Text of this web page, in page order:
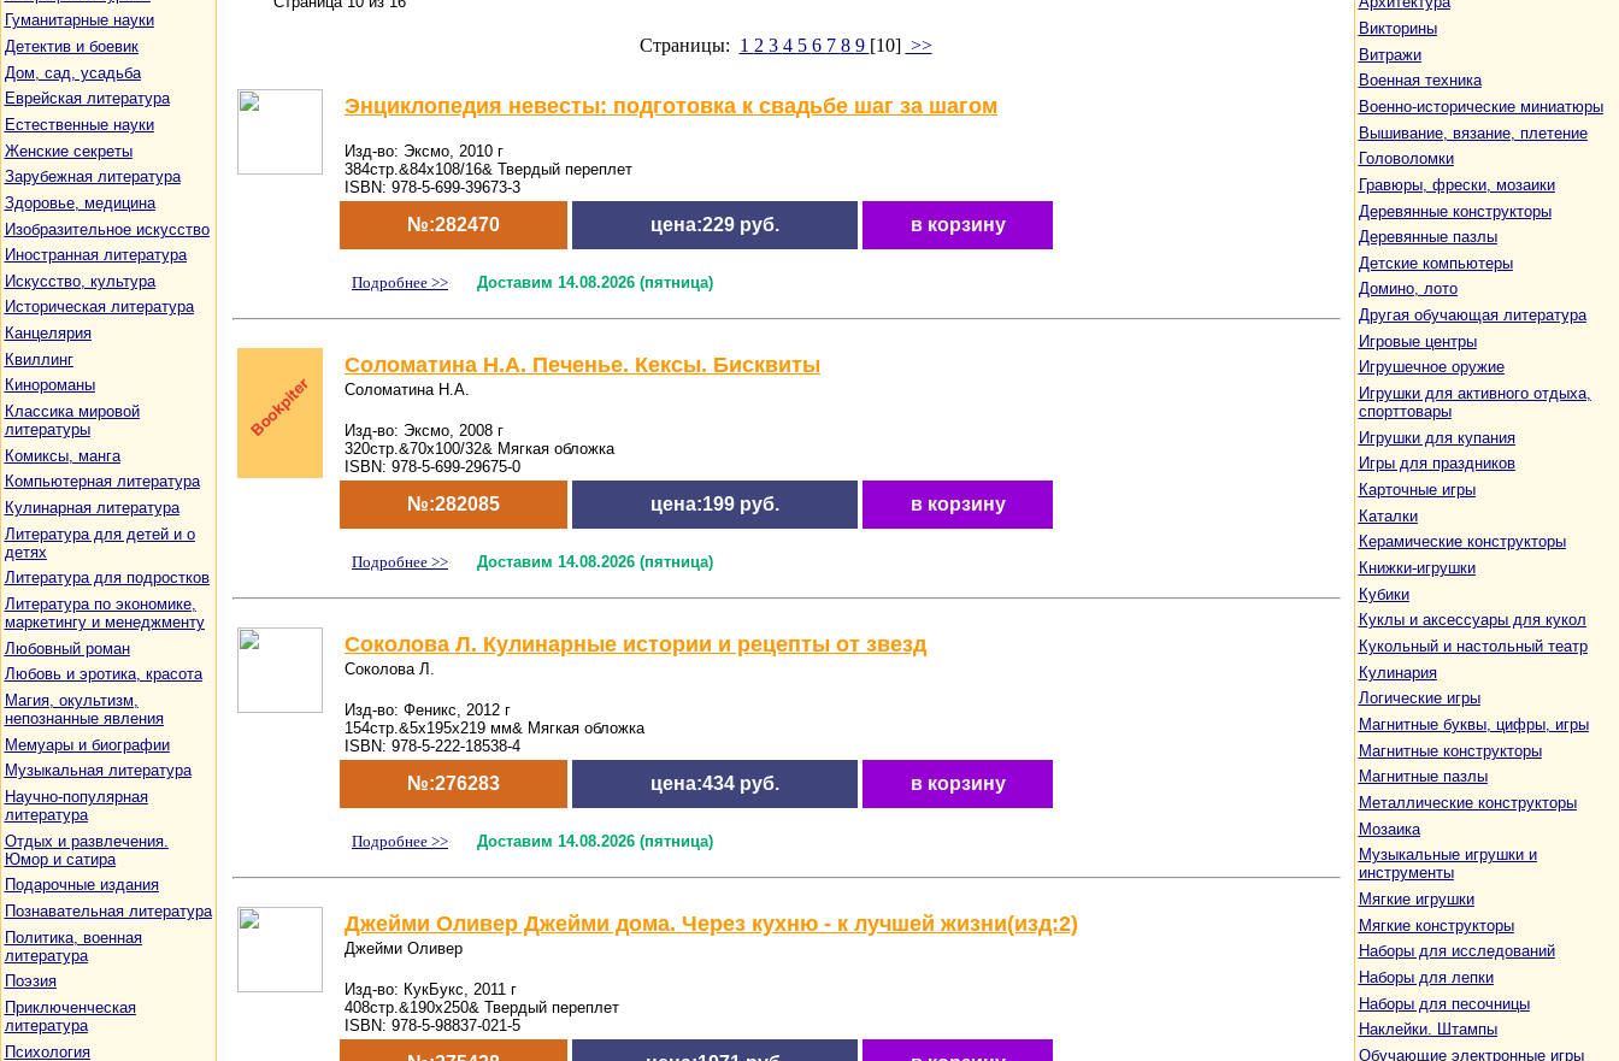
Гуманитарные науки
Детектив и боевик
Дом, сад, усадьба
Еврейская литература
Естественные науки
Женские секреты
Зарубежная литература
Здоровье, медицина
Изобразительное искусство
Иностранная литература
Искусство, культура
Историческая литература
Канцелярия
Квиллинг
Кинороманы
Классика мировой
литературы
Комиксы, манга
Компьютерная литература
Кулинарная литература
Литература для детей и о
детях
Литература для подростков
Литература по экономике,
маркетингу и менеджменту
Любовный роман
Любовь и эротика, красота
Магия, окультизм,
непознанные явления
Мемуары и биографии
Музыкальная литература
Научно-популярная
литература
Отдых и развлечения.
Юмор и сатира
Подарочные издания
Познавательная литература
Политика, военная
литература
Поэзия
Приключенческая
литература
Психология
Страницы: 1 2 3 4 5 6 7 8 9 [10] >>
Энциклопедия невесты: подготовка к свадьбе шаг за шагом
Изд-во: Эксмо, 2010 г
384стр.&84x108/16& Твердый переплет
ISBN: 978-5-699-39673-3
№:282470 цена:229 руб. в корзину
Подробнее >> Доставим 14.08.2026 (пятница)
Соломатина Н.А. Печенье. Кексы. Бисквиты
Соломатина Н.А.
Изд-во: Эксмо, 2008 г
320стр.&70x100/32& Мягкая обложка
ISBN: 978-5-699-29675-0
№:282085 цена:199 руб. в корзину
Подробнее >> Доставим 14.08.2026 (пятница)
Соколова Л. Кулинарные истории и рецепты от звезд
Соколова Л.
Изд-во: Феникс, 2012 г
154стр.&5x195x219 мм& Мягкая обложка
ISBN: 978-5-222-18538-4
№:276283 цена:434 руб. в корзину
Подробнее >> Доставим 14.08.2026 (пятница)
Джейми Оливер Джейми дома. Через кухню - к лучшей жизни(изд:2)
Джейми Оливер
Изд-во: КукБукс, 2011 г
408стр.&190x250& Твердый переплет
ISBN: 978-5-98837-021-5
Викторины
Витражи
Военная техника
Военно-исторические миниатюры
Вышивание, вязание, плетение
Головоломки
Гравюры, фрески, мозаики
Деревянные конструкторы
Деревянные пазлы
Детские компьютеры
Домино, лото
Другая обучающая литература
Игровые центры
Игрушечное оружие
Игрушки для активного отдыха,
спорттовары
Игрушки для купания
Игры для праздников
Карточные игры
Каталки
Керамические конструкторы
Книжки-игрушки
Кубики
Куклы и аксессуары для кукол
Кукольный и настольный театр
Кулинария
Логические игры
Магнитные буквы, цифры, игры
Магнитные конструкторы
Магнитные пазлы
Металлические конструкторы
Мозаика
Музыкальные игрушки и
инструменты
Мягкие игрушки
Мягкие конструкторы
Наборы для исследований
Наборы для лепки
Наборы для песочницы
Наклейки. Штампы
Обучающие электронные игры